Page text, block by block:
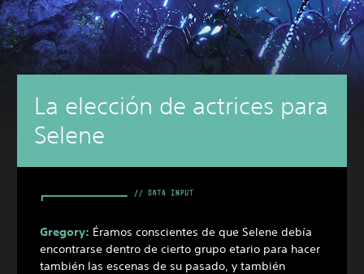
La elección de actrices para
Selene
Gregory: Éramos conscientes de que Selene debía
encontrarse dentro de cierto grupo etario para hacer
también las escenas de su pasado, y también